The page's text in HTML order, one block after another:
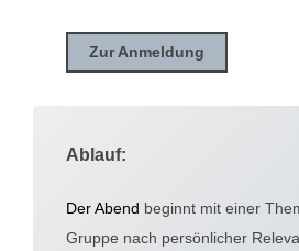
Zur Anmeldung
Ablauf:
Der Abend beginnt mit einer
Gruppe nach persönlicher